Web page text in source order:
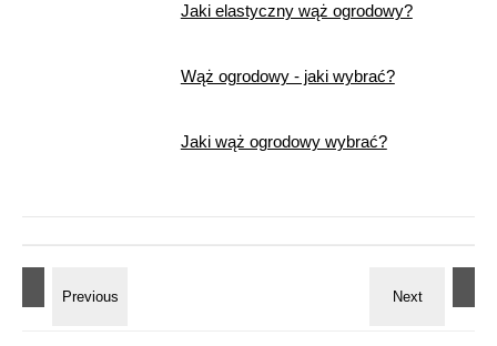
Jaki elastyczny wąż ogrodowy?
Wąż ogrodowy - jaki wybrać?
Jaki wąż ogrodowy wybrać?